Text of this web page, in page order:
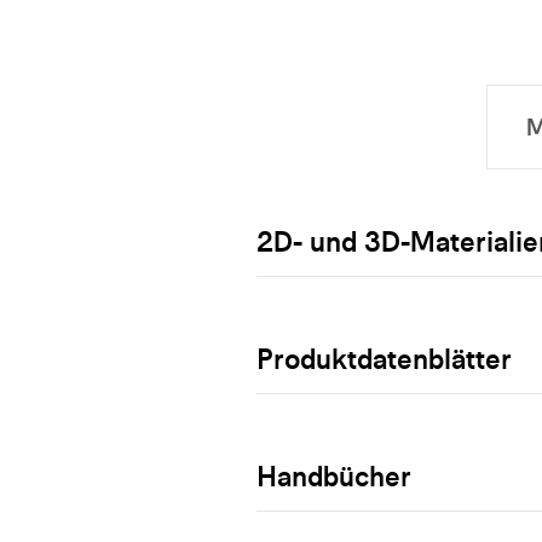
2D- und 3D-
Produktdatenblätter
Handbücher